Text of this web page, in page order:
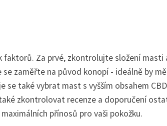
faktorů. Za prvé, zkontrolujte složení
zaměřte na původ konopí - ideálně by
také vybrat mast s vyšším obsahem
zkontrolovat recenze a doporučení
přínosů pro vaši pokožku.